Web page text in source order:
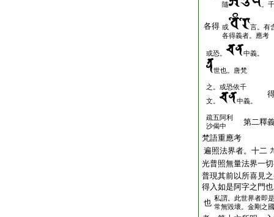
隨 。
各得 或
言。有
各得義者。應考
或恐。 中義。
世也。唐梵
之。或恐依千
文。
中義。
疏五阿利
沙偈中
第二釋
梵語重應考
遍照法界者。十二
光普照無量法界一
普現其前以所喜見
得入如是阿字之門
也 私謂。此世界者即
常無毀壞。金剛之